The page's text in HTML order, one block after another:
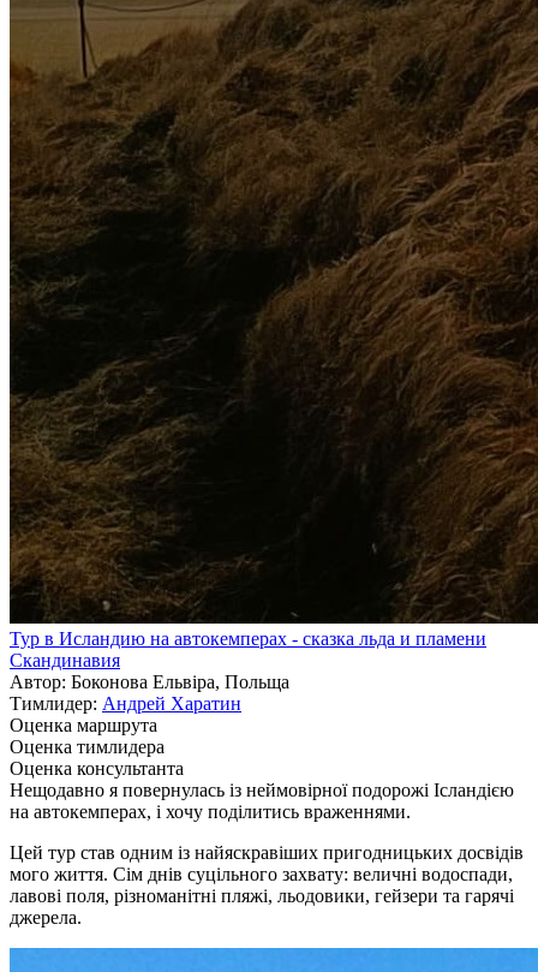
Тур в Исландию на автокемперах - сказка льда и пламени
Скандинавия
Автор: Боконова Ельвіра, Польща
Тимлидер: Андрей Харатин
Оценка маршрута
Оценка тимлидера
Оценка консультанта
Нещодавно я повернулась із неймовірної подорожі Ісландією
на автокемперах, і хочу поділитись враженнями.
Цей тур став одним із найяскравіших пригодницьких досвідів
мого життя. Сім днів суцільного захвату: величні водоспади,
лавові поля, різноманітні пляжі, льодовики, гейзери та гарячі
джерела.